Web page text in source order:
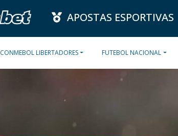
APOSTAS ESPORTIVAS
CONMEBOL LIBERTADORES FUTEBOL NACIONAL